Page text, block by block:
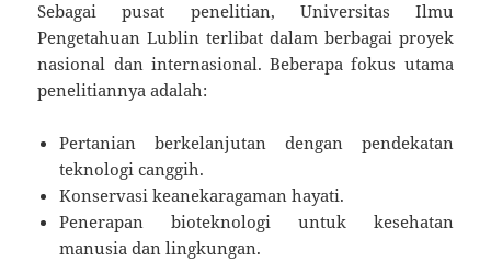
Sebagai pusat penelitian, Universitas Ilmu
Pengetahuan Lublin terlibat dalam berbagai proyek
nasional dan internasional. Beberapa fokus utama
penelitiannya adalah:
Pertanian berkelanjutan dengan pendekatan
teknologi canggih.
Konservasi keanekaragaman hayati.
Penerapan bioteknologi untuk kesehatan
manusia dan lingkungan.